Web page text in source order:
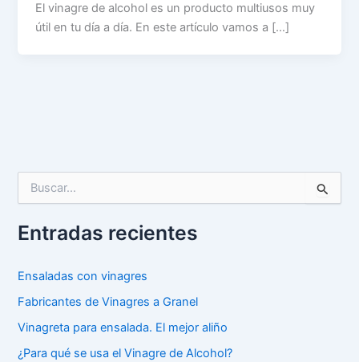
El vinagre de alcohol es un producto multiusos muy
útil en tu día a día. En este artículo vamos a […]
u
c
p
o
:
Entradas recientes
Ensaladas con vinagres
Fabricantes de Vinagres a Granel
Vinagreta para ensalada. El mejor aliño
¿Para qué se usa el Vinagre de Alcohol?